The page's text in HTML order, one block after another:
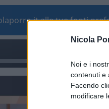
Nicola
Noi e i
contenuti e
Facendo
modificare
alle tue fonti